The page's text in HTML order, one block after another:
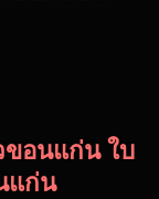
อนแก่น ใบ
แก่น